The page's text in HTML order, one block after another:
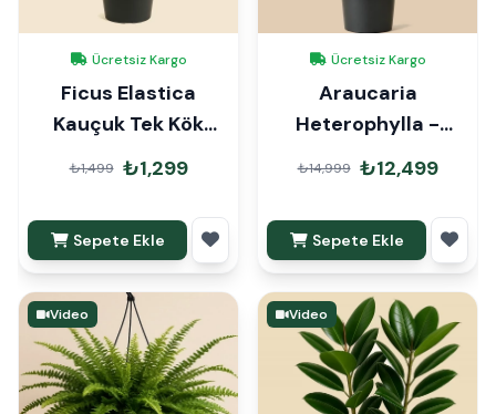
Ücretsiz Kargo
Ficus Elastica
Kauçuk Tek Kök
80cm
₺1,499 ₺1,299
Sepete Ekle
Ücretsiz Kargo
Araucaria
Heterophylla -
Arokarya Çam
160cm
₺14,999 ₺12,499
Sepete Ekle
Video Video